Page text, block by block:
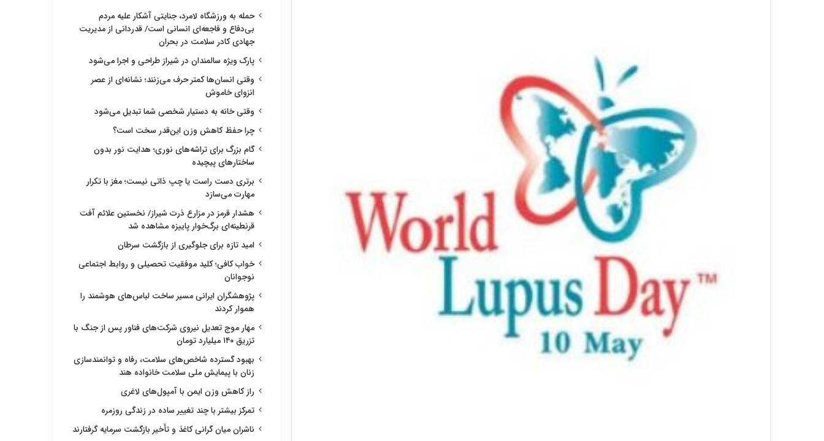
حمله به ورزشگاه لامرد، جنایتی آشکار علیه مردم
بی‌دفاع و فاجعه‌ای انسانی است/ قدردانی از مدیریت
جهادی کادر سلامت در بحران
پارک ویژه سالمندان در شیراز طراحی و اجرا می‌شود
وقتی انسان‌ها کمتر حرف می‌زنند؛ نشانه‌ای از عصر
انزوای خاموش
وقتی خانه به دستیار شخصی شما تبدیل می‌شود
چرا حفظ کاهش وزن این‌قدر سخت است؟
گام بزرگ برای تراشه‌های نوری؛ هدایت نور بدون
ساختارهای پیچیده
برتری دست راست یا چپ ذاتی نیست؛ مغز با تکرار
مهارت می‌سازد
هشدار قرمز در مزارع ذرت شیراز/ نخستین علائم آفت
قرنطینه‌ای برگ‌خوار پاییزه مشاهده شد
امید تازه برای جلوگیری از بازگشت سرطان
خواب کافی؛ کلید موفقیت تحصیلی و روابط اجتماعی
نوجوانان
پژوهشگران ایرانی مسیر ساخت لباس‌های هوشمند را
هموار کردند
مهار موج تعدیل نیروی شرکت‌های فناور پس از جنگ با
تزریق ۱۴۰ میلیارد تومان
بهبود گسترده شاخص‌های سلامت، رفاه و توانمندسازی
زنان با پیمایش ملی سلامت خانواده هند
راز کاهش وزن ایمن با آمپول‌های لاغری
تمرکز بیشتر با چند تغییر ساده در زندگی روزمره
ناشران میان گرانی کاغذ و تأخیر بازگشت سرمایه گرفتارند